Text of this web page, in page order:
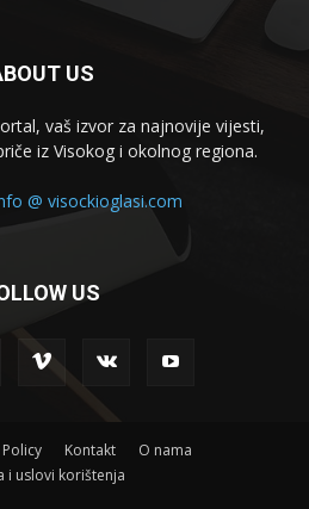
US
vaš izvor za najnovije vijesti,
iz Visokog i okolnog regiona.
@ visockioglasi.com
US
Kontakt
O nama
i uslovi korištenja